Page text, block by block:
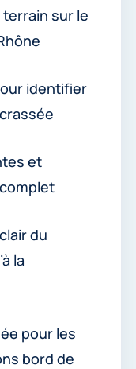
sur le
identifier
et
du
la
pour les
bord de